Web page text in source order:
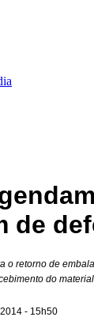
de
o retorno de
do
- 15h50